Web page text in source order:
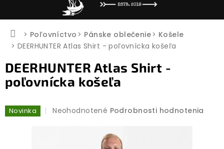
Domov
Poľovníctvo Pánske oblečenie
Košele
DEERHUNTER Atlas Shirt - poľovnícka košeľa
DEERHUNTER Atlas Shirt -
poľovnícka košeľa
Novinka
Priemerné
Neohodnotené Podrobnosti hodnotenia